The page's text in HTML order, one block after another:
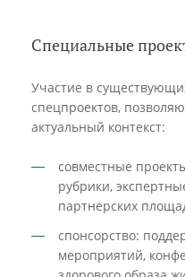
Специальные
Участие в
спецпроектов,
актуальный контекст:
совместные
рубрики,
партнерских
спонсорство:
мероприятий,